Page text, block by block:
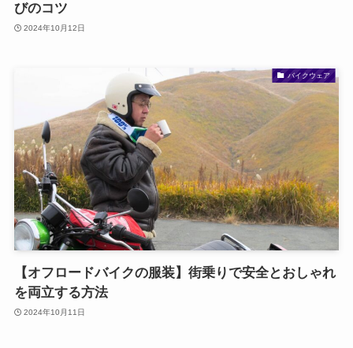
びのコツ
2024年10月12日
バイクウェア
【オフロードバイクの服装】街乗りで安全とおしゃれ
を両立する方法
2024年10月11日